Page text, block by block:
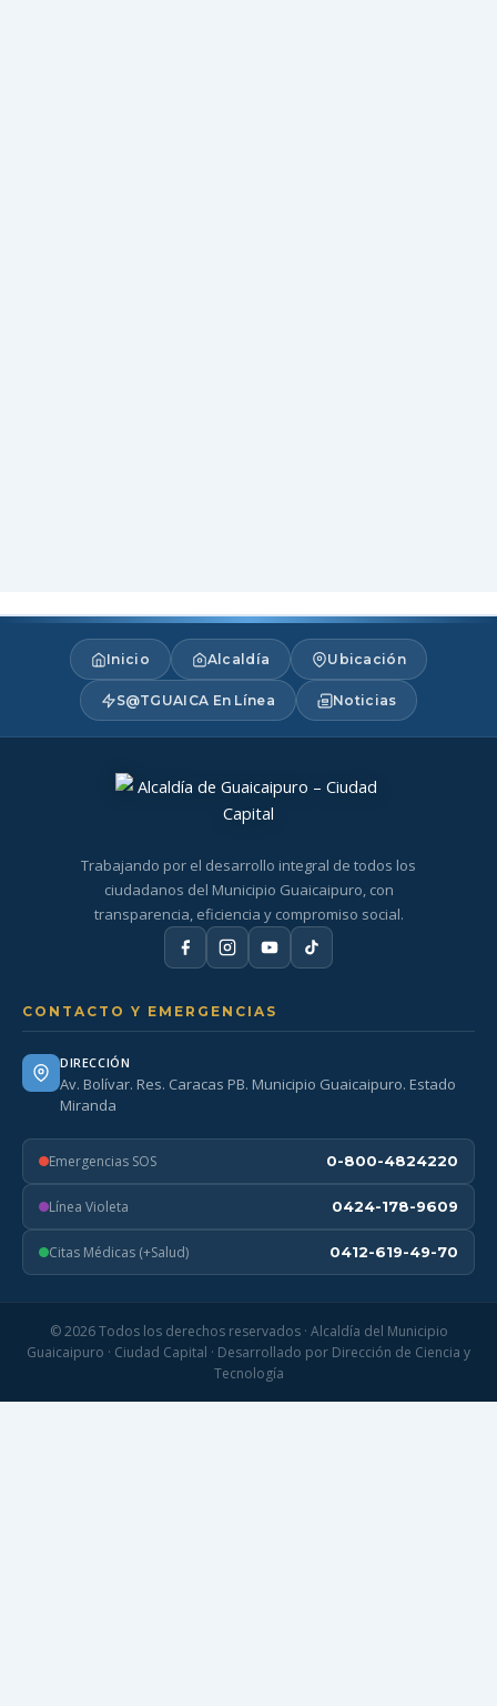
Inicio Alcaldía Ubicación
S@TGUAICA En Línea Noticias
Trabajando por el desarrollo integral de todos los
ciudadanos del Municipio Guaicaipuro, con
transparencia, eficiencia y compromiso social.
CONTACTO Y EMERGENCIAS
DIRECCIÓN
Av. Bolívar. Res. Caracas PB. Municipio Guaicaipuro. Estado
Miranda
Emergencias SOS 0-800-4824220
Línea Violeta 0424-178-9609
Citas Médicas (+Salud) 0412-619-49-70
© 2026 Todos los derechos reservados · Alcaldía del Municipio
Guaicaipuro · Ciudad Capital · Desarrollado por Dirección de Ciencia y
Tecnología